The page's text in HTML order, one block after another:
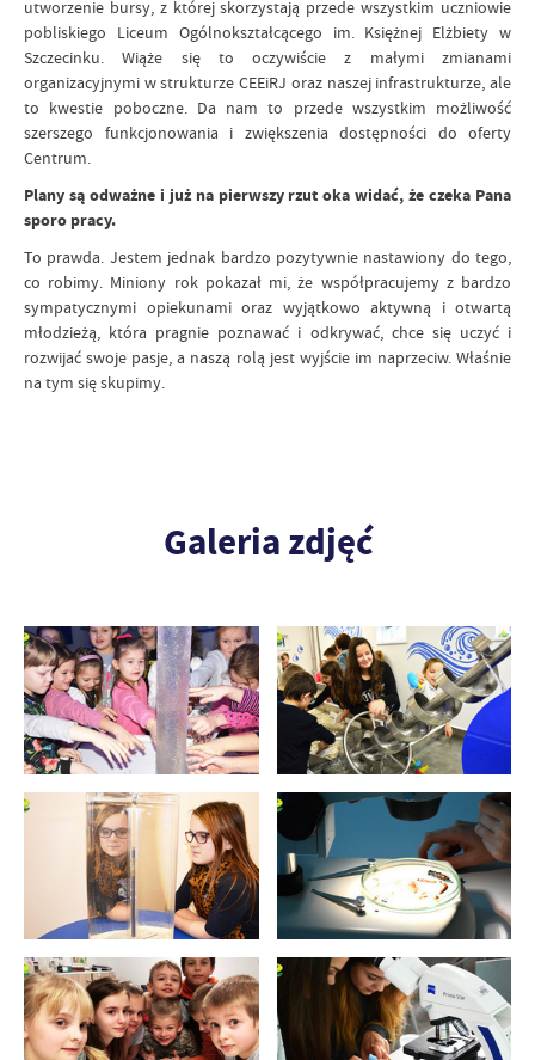
utworzenie bursy, z której skorzystają przede wszystkim uczniowie
pobliskiego Liceum Ogólnokształcącego im. Księżnej Elżbiety w
Szczecinku. Wiąże się to oczywiście z małymi zmianami
organizacyjnymi w strukturze CEEiRJ oraz naszej infrastrukturze, ale
to kwestie poboczne. Da nam to przede wszystkim możliwość
szerszego funkcjonowania i zwiększenia dostępności do oferty
Centrum.
Plany są odważne i już na pierwszy rzut oka widać, że czeka Pana
sporo pracy.
To prawda. Jestem jednak bardzo pozytywnie nastawiony do tego,
co robimy. Miniony rok pokazał mi, że współpracujemy z bardzo
sympatycznymi opiekunami oraz wyjątkowo aktywną i otwartą
młodzieżą, która pragnie poznawać i odkrywać, chce się uczyć i
rozwijać swoje pasje, a naszą rolą jest wyjście im naprzeciw. Właśnie
na tym się skupimy.
Galeria zdjęć